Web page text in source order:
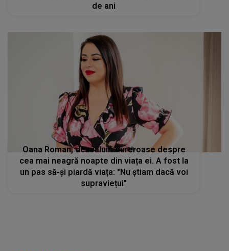
de ani
Oana Roman, dezvăluiri dureroase despre
cea mai neagră noapte din viața ei. A fost la
un pas să-și piardă viața: "Nu știam dacă voi
supraviețui"